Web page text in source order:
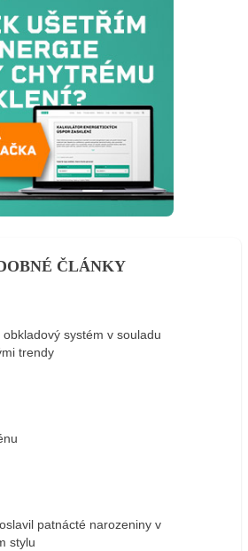
ČLÁNKY
obkladový systém v souladu
trendy
patnácté narozeniny v
stylu